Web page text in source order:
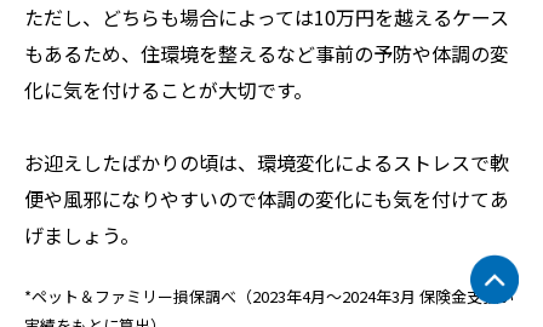
ただし、どちらも場合によっては10万円を越えるケース
もあるため、住環境を整えるなど事前の予防や体調の変
化に気を付けることが大切です。
お迎えしたばかりの頃は、環境変化によるストレスで軟
便や風邪になりやすいので体調の変化にも気を付けてあ
げましょう。
*ペット＆ファミリー損保調べ（2023年4月～2024年3月 保険金支払い